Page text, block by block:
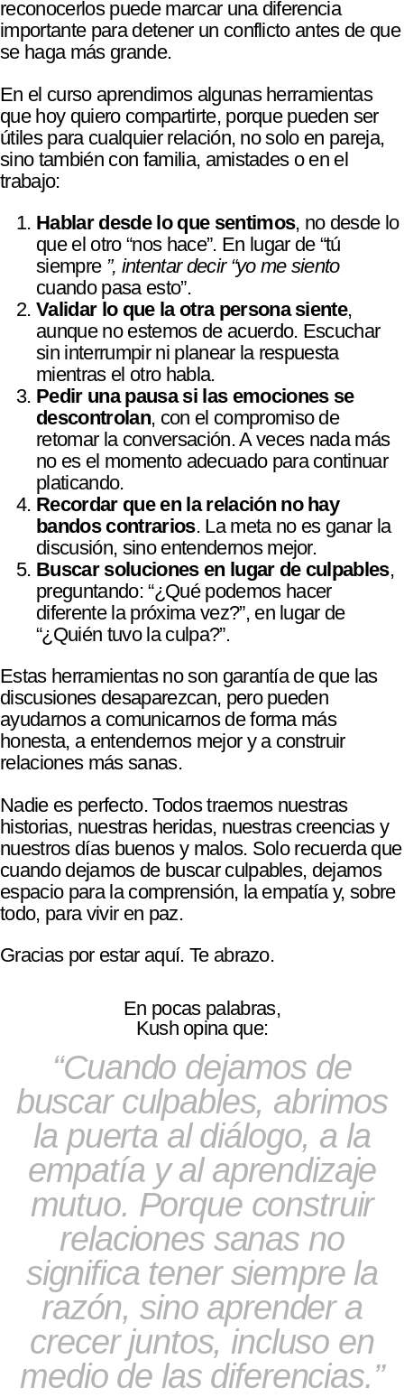
reconocerlos puede marcar una diferencia
importante para detener un conflicto antes de que
se haga más grande.
En el curso aprendimos algunas herramientas
que hoy quiero compartirte, porque pueden ser
útiles para cualquier relación, no solo en pareja,
sino también con familia, amistades o en el
trabajo:
Hablar desde lo que sentimos, no desde lo
que el otro “nos hace”. En lugar de “tú
siempre ”, intentar decir “yo me siento
cuando pasa esto”.
Validar lo que la otra persona siente,
aunque no estemos de acuerdo. Escuchar
sin interrumpir ni planear la respuesta
mientras el otro habla.
Pedir una pausa si las emociones se
descontrolan, con el compromiso de
retomar la conversación. A veces nada más
no es el momento adecuado para continuar
platicando.
Recordar que en la relación no hay
bandos contrarios. La meta no es ganar la
discusión, sino entendernos mejor.
Buscar soluciones en lugar de culpables,
preguntando: “¿Qué podemos hacer
diferente la próxima vez?”, en lugar de
“¿Quién tuvo la culpa?”.
Estas herramientas no son garantía de que las
discusiones desaparezcan, pero pueden
ayudarnos a comunicarnos de forma más
honesta, a entendernos mejor y a construir
relaciones más sanas.
Nadie es perfecto. Todos traemos nuestras
historias, nuestras heridas, nuestras creencias y
nuestros días buenos y malos. Solo recuerda que
cuando dejamos de buscar culpables, dejamos
espacio para la comprensión, la empatía y, sobre
todo, para vivir en paz.
Gracias por estar aquí. Te abrazo.
En pocas palabras,
Kush opina que:
Cuando dejamos de
buscar culpables, abrimos
la puerta al diálogo, a la
empatía y al aprendizaje
mutuo. Porque construir
relaciones sanas no
significa tener siempre la
razón, sino aprender a
crecer juntos, incluso en
medio de las diferencias.